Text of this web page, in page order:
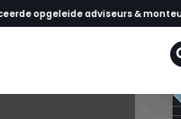
opgeleide adviseurs & monteurs